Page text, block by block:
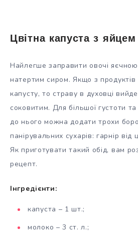
Цвітна капуста з
Найлегше заправити овочі
натертим сиром. Якщо з продуктів
капусту, то страву в духовці
соковитим. Для більшої густоти
до нього можна додати трохи
панірувальних сухарів: гарнір від
Як приготувати такий обід, вам
рецепт.
Інгредієнти:
капуста – 1 шт.;
молоко – 3 ст. л.;